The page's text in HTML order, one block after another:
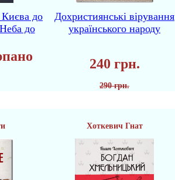
Києва до
до
Дохристиянські вірування
українського народу
240 грн.
290 грн.
Хоткевич Гнат